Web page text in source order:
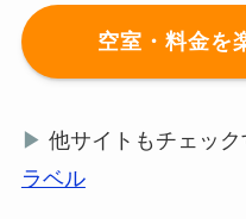
空室・料金を
▶ 他サイトもチェック
ラベル